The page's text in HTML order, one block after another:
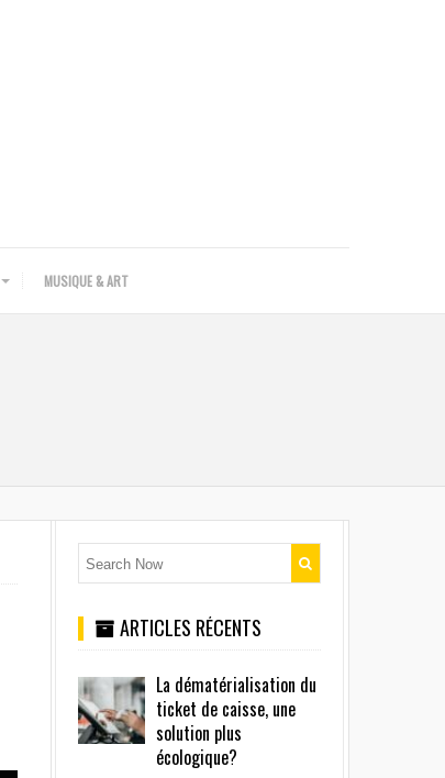
MUSIQUE & ART
ARTICLES RÉCENTS
La dématérialisation du
ticket de caisse, une
solution plus
écologique?